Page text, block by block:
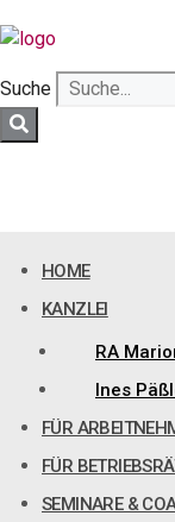
Inhalt
springen
Suche
HOME
KANZLEI
RA
Ines
FÜR
FÜR
SEMINARE &